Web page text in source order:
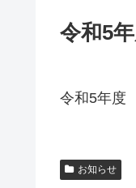
令和5
令和5年度
お知らせ